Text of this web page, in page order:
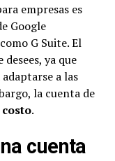
empresas es
Google
G Suite. El
ya que
a las
la cuenta de
.
cuenta